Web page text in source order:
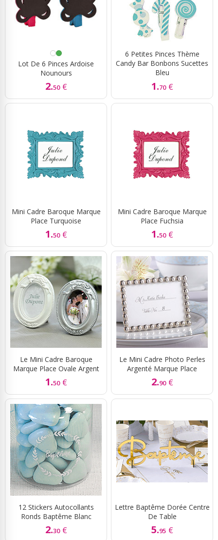
Lot De 6 Pinces Ardoise
Nounours
2.50 €
6 Petites Pinces Thème
Candy Bar Bonbons Sucettes
Bleu
1.70 €
Mini Cadre Baroque Marque
Place Turquoise
1.50 €
Mini Cadre Baroque Marque
Place Fuchsia
1.50 €
Le Mini Cadre Baroque
Marque Place Ovale Argent
1.50 €
Le Mini Cadre Photo Perles
Argenté Marque Place
2.90 €
12 Stickers Autocollants
Ronds Baptême Blanc
2.30 €
Lettre Baptême Dorée Centre
De Table
5.95 €